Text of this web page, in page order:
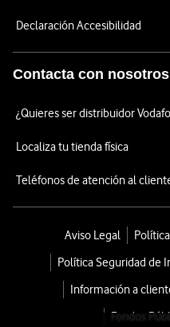
Declaración Accesibilidad
Contacta con nosotros
¿Quieres ser distribuidor
Localiza tu tienda física
Teléfonos de atención al
Aviso Legal
Política Seguridad de
Información a
Fondos